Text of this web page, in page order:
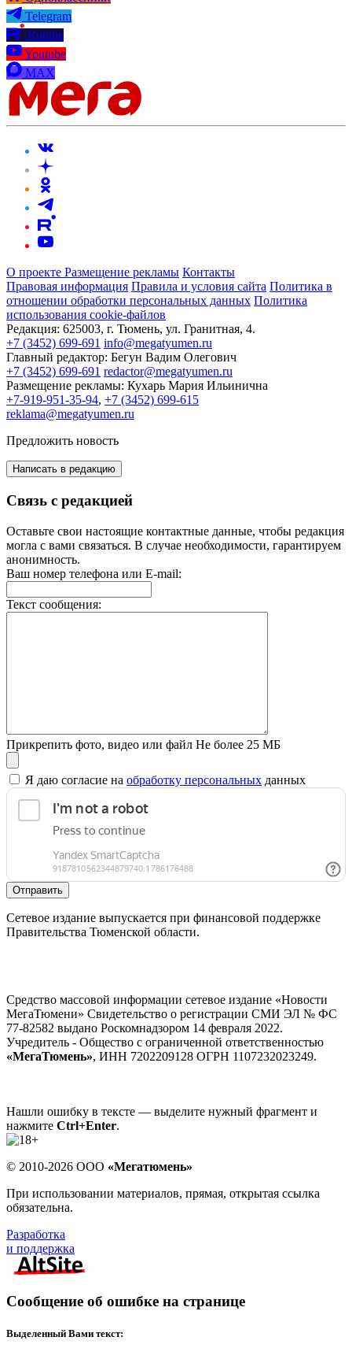
Telegram
Rutube
Youtube
MAX
О проекте Размещение рекламы Контакты
Правовая информация Правила и условия сайта Политика в
отношении обработки персональных данных Политика
использования cookie-файлов
Редакция: 625003, г. Тюмень, ул. Гранитная, 4.
+7 (3452) 699-691 info@megatyumen.ru
Главный редактор: Бегун Вадим Олегович
+7 (3452) 699-691 redactor@megatyumen.ru
Размещение рекламы: Кухарь Мария Ильинична
+7-919-951-35-94, +7 (3452) 699-615
reklama@megatyumen.ru
Предложить новость
Написать в редакцию
Связь с редакцией
Оставьте свои настоящие контактные данные, чтобы редакция
могла с вами связаться. В случае необходимости, гарантируем
анонимность.
Ваш номер телефона или E-mail:
Текст сообщения:
Прикрепить фото, видео или файл Не более 25 МБ
Я даю согласие на обработку персональных данных
Отправить
Сетевое издание выпускается при финансовой поддержке
Правительства Тюменской области.
Средство массовой информации сетевое издание «Новости
МегаТюмени» Свидетельство о регистрации СМИ ЭЛ № ФС
77-82582 выдано Роскомнадзором 14 февраля 2022.
Учредитель - Общество с ограниченной ответственностью
«МегаТюмень», ИНН 7202209128 ОГРН 1107232023249.
Нашли ошибку в тексте — выделите нужный фрагмент и
нажмите Ctrl+Enter.
© 2010-2026 ООО «Мегатюмень»
При использовании материалов, прямая, открытая ссылка
обязательна.
Разработка
и поддержка
Сообщение об ошибке на странице
Выделенный Вами текст: